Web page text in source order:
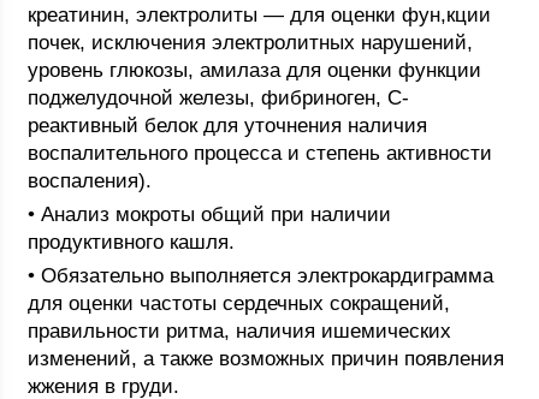
креатинин, электролиты — для оценки фун,кции
почек, исключения электролитных нарушений,
уровень глюкозы, амилаза для оценки функции
поджелудочной железы, фибриноген, С-
реактивный белок для уточнения наличия
воспалительного процесса и степень активности
воспаления).
• Анализ мокроты общий при наличии
продуктивного кашля.
• Обязательно выполняется электрокардиграмма
для оценки частоты сердечных сокращений,
правильности ритма, наличия ишемических
изменений, а также возможных причин появления
жжения в груди.